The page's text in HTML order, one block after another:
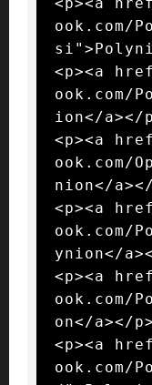
ook.com/
<p><a
ook.com/
ion</a></
<p><a
ook.com/
nion</
<p><a
ook.com/
ynion</
<p><a
ook.com/
on</a></p>
<p><a
ook.com/